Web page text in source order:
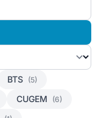
BTS (5)
CUGEM (6)